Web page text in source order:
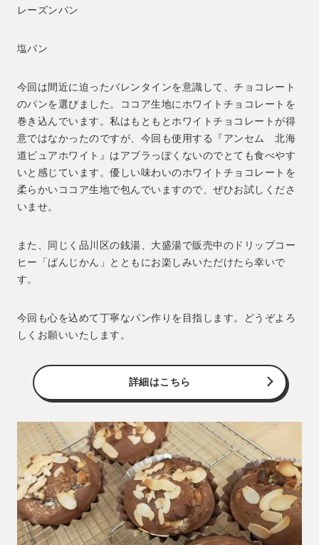
レーズンパン
塩パン
今回は間近に迫ったバレンタインを意識して、チョコレート
のパンを選びました。ココア生地にホワイトチョコレートを
巻き込んでいます。私はもともとホワイトチョコレートが得
意ではなかったのですが、今回も使用する『アンセム 北海
道ピュアホワイト』はアブラっぽくないのでとても食べやす
いと感じています。優しい味わいのホワイトチョコレートを
柔らかいココア生地で包んでいますので、ぜひお試しくださ
いませ。
また、同じく品川区の銭湯、大盛湯で販売中のドリップコー
ヒー「ぱんじかん」とともにお楽しみいただけたら幸いで
す。
今回も心を込めて丁寧なパン作りを目指します。どうぞよろ
しくお願いいたします。
詳細はこちら